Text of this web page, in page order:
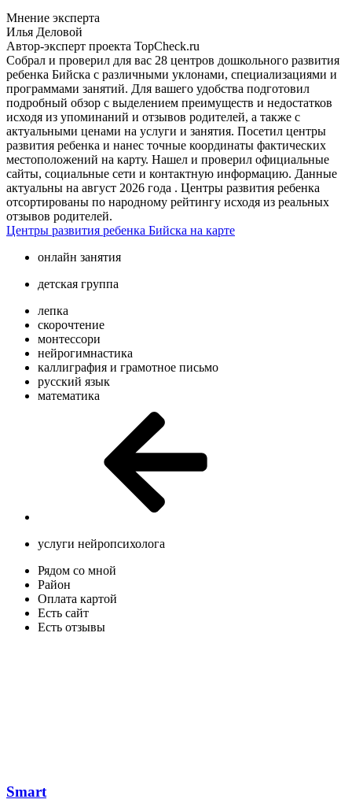
Мнение эксперта
Илья Деловой
Автор-эксперт проекта TopCheck.ru
Собрал и проверил для вас 28 центров дошкольного развития
ребенка Бийска с различными уклонами, специализациями и
программами занятий. Для вашего удобства подготовил
подробный обзор с выделением преимуществ и недостатков
исходя из упоминаний и отзывов родителей, а также с
актуальными ценами на услуги и занятия. Посетил центры
развития ребенка и нанес точные координаты фактических
местоположений на карту. Нашел и проверил официальные
сайты, социальные сети и контактную информацию. Данные
актуальны на август 2026 года . Центры развития ребенка
отсортированы по народному рейтингу исходя из реальных
отзывов родителей.
Центры развития ребенка Бийска на карте
онлайн занятия
детская группа
лепка
скорочтение
монтессори
нейрогимнастика
каллиграфия и грамотное письмо
русский язык
математика
услуги нейропсихолога
Рядом со мной
Район
Оплата картой
Есть сайт
Есть отзывы
Smart